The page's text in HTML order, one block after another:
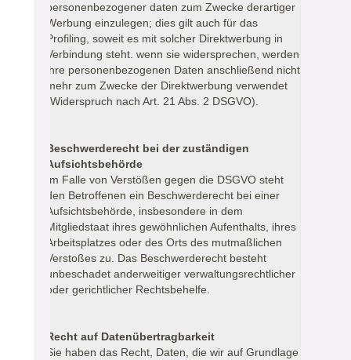
personenbezogener daten zum Zwecke derartiger
Werbung einzulegen; dies gilt auch für das
Profiling, soweit es mit solcher Direktwerbung in
Verbindung steht. wenn sie widersprechen, werden
ihre personenbezogenen Daten anschließend nicht
mehr zum Zwecke der Direktwerbung verwendet
(Widerspruch nach Art. 21 Abs. 2 DSGVO).
Beschwerderecht bei der zuständigen
Aufsichtsbehörde
Im Falle von Verstößen gegen die DSGVO steht
den Betroffenen ein Beschwerderecht bei einer
Aufsichtsbehörde, insbesondere in dem
Mitgliedstaat ihres gewöhnlichen Aufenthalts, ihres
Arbeitsplatzes oder des Orts des mutmaßlichen
Verstoßes zu. Das Beschwerderecht besteht
unbeschadet anderweitiger verwaltungsrechtlicher
oder gerichtlicher Rechtsbehelfe.
Recht auf Datenübertragbarkeit
Sie haben das Recht, Daten, die wir auf Grundlage